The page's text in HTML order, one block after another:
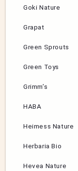
Goki Nature
Grapat
Green Sprouts
Green Toys
Grimm’s
HABA
Heimess Nature
Herbaria Bio
Hevea Nature